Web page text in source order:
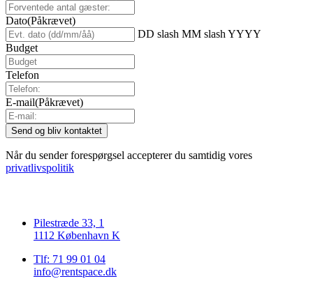
Dato(Påkrævet)
DD slash MM slash YYYY
Budget
Telefon
E-mail(Påkrævet)
Når du sender forespørgsel accepterer du samtidig vores
privatlivspolitik
Pilestræde 33, 1
1112 København K
Tlf: 71 99 01 04
info@rentspace.dk